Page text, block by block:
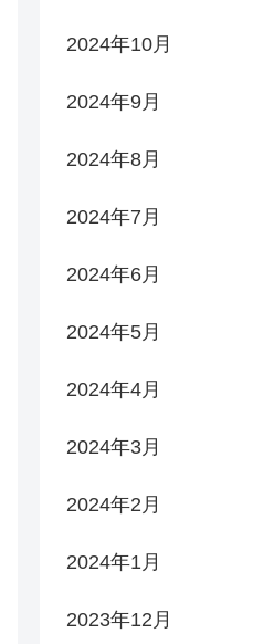
2024年10月
2024年9月
2024年8月
2024年7月
2024年6月
2024年5月
2024年4月
2024年3月
2024年2月
2024年1月
2023年12月